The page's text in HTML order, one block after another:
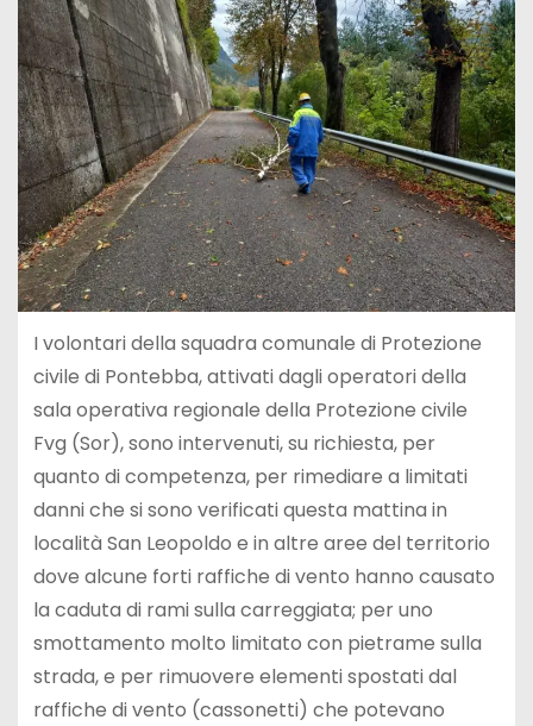
I volontari della squadra comunale di Protezione
civile di Pontebba, attivati dagli operatori della
sala operativa regionale della Protezione civile
Fvg (Sor), sono intervenuti, su richiesta, per
quanto di competenza, per rimediare a limitati
danni che si sono verificati questa mattina in
località San Leopoldo e in altre aree del territorio
dove alcune forti raffiche di vento hanno causato
la caduta di rami sulla carreggiata; per uno
smottamento molto limitato con pietrame sulla
strada, e per rimuovere elementi spostati dal
raffiche di vento (cassonetti) che potevano